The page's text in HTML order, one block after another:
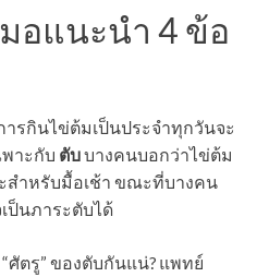
อแนะนำ 4 ข้อ
ารกินไข่ต้มเป็นประจำทุกวันจะ
าะกับ ตับบางคนบอกว่าไข่ต้ม
สำหรับมื้อเช้า ขณะที่บางคน
ป็นภาระตับได้
ศัตรู” ของตับกันแน่? แพทย์